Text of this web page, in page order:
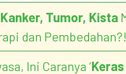
Kanker, Tumor, Kista
dan Pembedahan?!
Ini Caranya ‘